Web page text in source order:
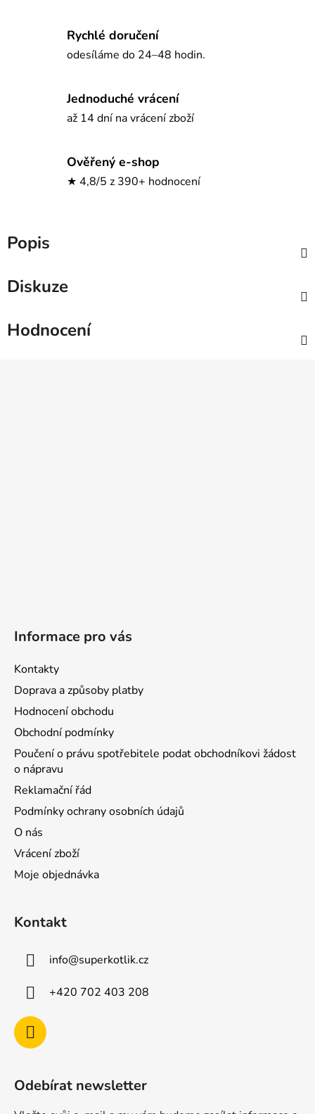
Rychlé doručení
odesíláme do 24–48 hodin.
Jednoduché vrácení
až 14 dní na vrácení zboží
Ověřený e-shop
★ 4,8/5 z 390+ hodnocení
Popis
Diskuze
Hodnocení
Informace pro vás
Kontakty
Doprava a způsoby platby
Hodnocení obchodu
Obchodní podmínky
Poučení o právu spotřebitele podat obchodníkovi žádost
o nápravu
Reklamační řád
Podmínky ochrany osobních údajů
O nás
Vrácení zboží
Moje objednávka
Kontakt
info@superkotlik.cz
+420 702 403 208
Odebírat newsletter